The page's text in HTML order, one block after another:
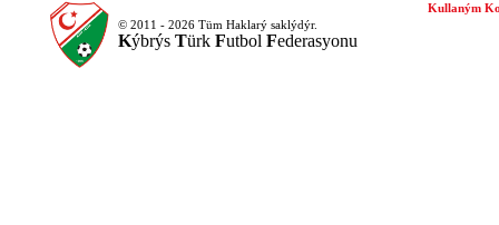
© 2011 - 2026 Tüm Haklarý saklýdýr.
Kýbrýs Türk Futbol Federasyonu
Kullaným